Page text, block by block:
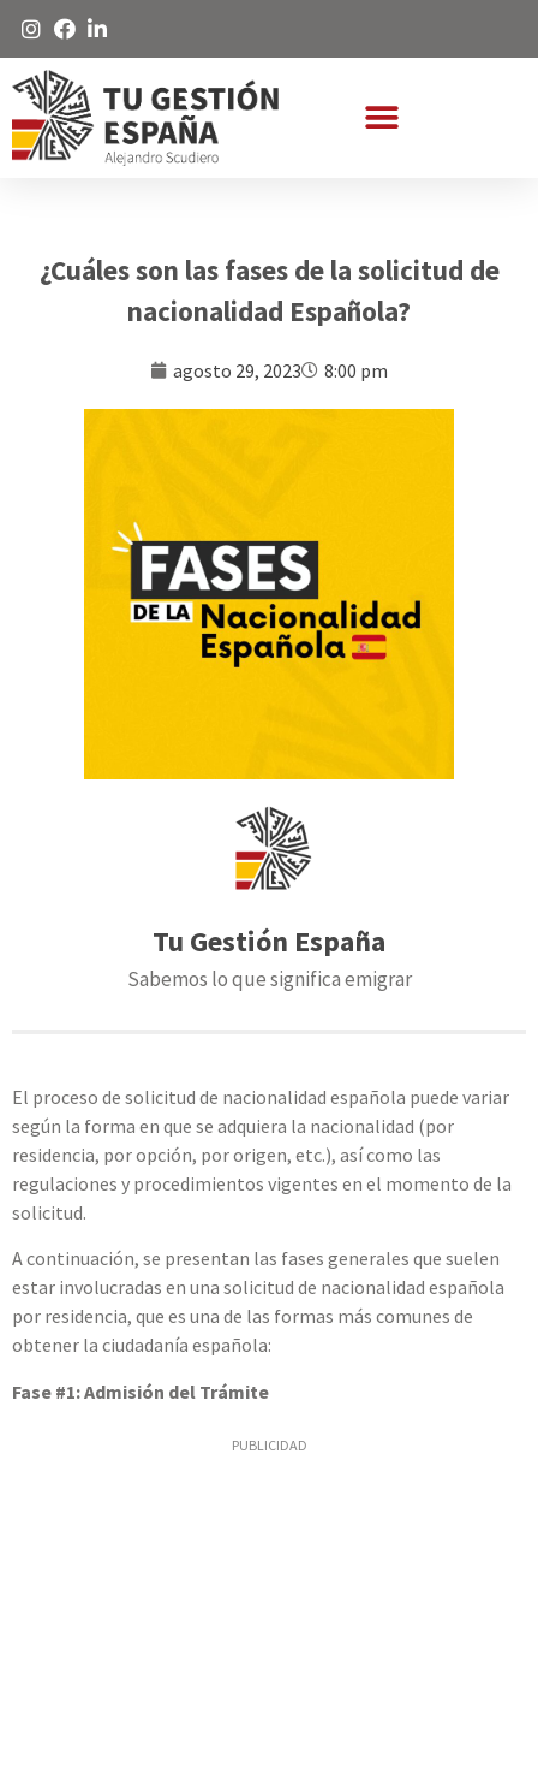
¿Cuáles son las fases de la solicitud de
nacionalidad Española?
agosto 29, 2023 8:00 pm
Tu Gestión España
Sabemos lo que significa emigrar
El proceso de solicitud de nacionalidad española puede variar
según la forma en que se adquiera la nacionalidad (por
residencia, por opción, por origen, etc.), así como las
regulaciones y procedimientos vigentes en el momento de la
solicitud.
A continuación, se presentan las fases generales que suelen
estar involucradas en una solicitud de nacionalidad española
por residencia, que es una de las formas más comunes de
obtener la ciudadanía española:
Fase #1: Admisión del Trámite
PUBLICIDAD